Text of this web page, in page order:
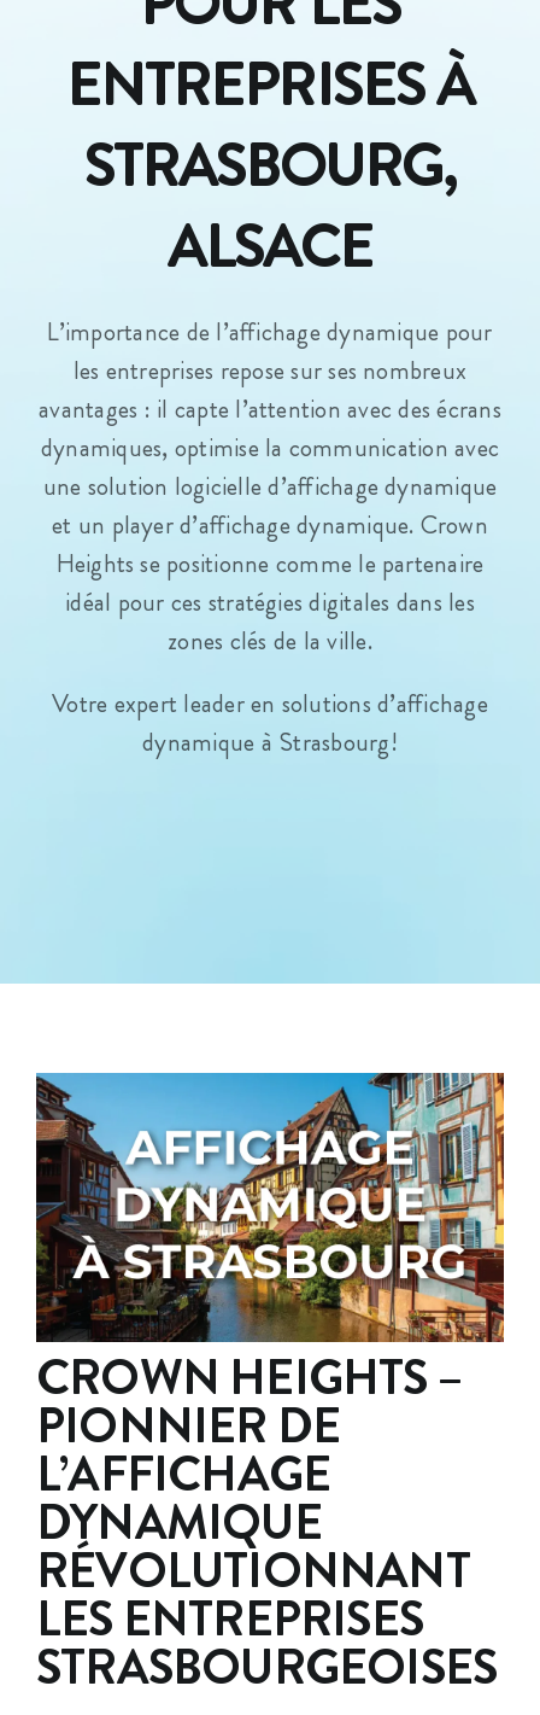
ENTREPRISES À
STRASBOURG,
ALSACE
L’importance de l’affichage dynamique pour
les entreprises repose sur ses nombreux
avantages : il capte l’attention avec des écrans
dynamiques, optimise la communication avec
une solution logicielle d’affichage dynamique
et un player d’affichage dynamique. Crown
Heights se positionne comme le partenaire
idéal pour ces stratégies digitales dans les
zones clés de la ville.
Votre expert leader en solutions d’affichage
dynamique à Strasbourg!
CROWN HEIGHTS –
PIONNIER DE
L’AFFICHAGE
DYNAMIQUE
RÉVOLUTIONNANT
LES ENTREPRISES
STRASBOURGEOISES